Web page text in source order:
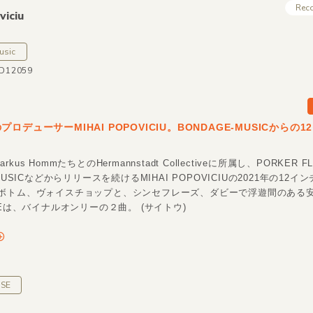
ロデューサーMIHAI POPOVICIU。BONDAGE-MUSICからの
HommたちとのHermannstadt Collectiveに所属し、PORKER
などからリリースを続けるMIHAI POPOVICIUの2021年の12イン
トム、ヴォイスチョップと、シンセフレーズ、ダビーで浮遊間のある
、バイナルオンリーの２曲。 (サイトウ)